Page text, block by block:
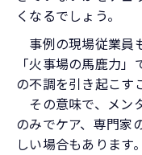
くなるでしょう。
事例の現場従業員
「火事場の馬鹿力
の不調を引き起こす
その意味で、メン
のみでケア、専門家
しい場合もあります